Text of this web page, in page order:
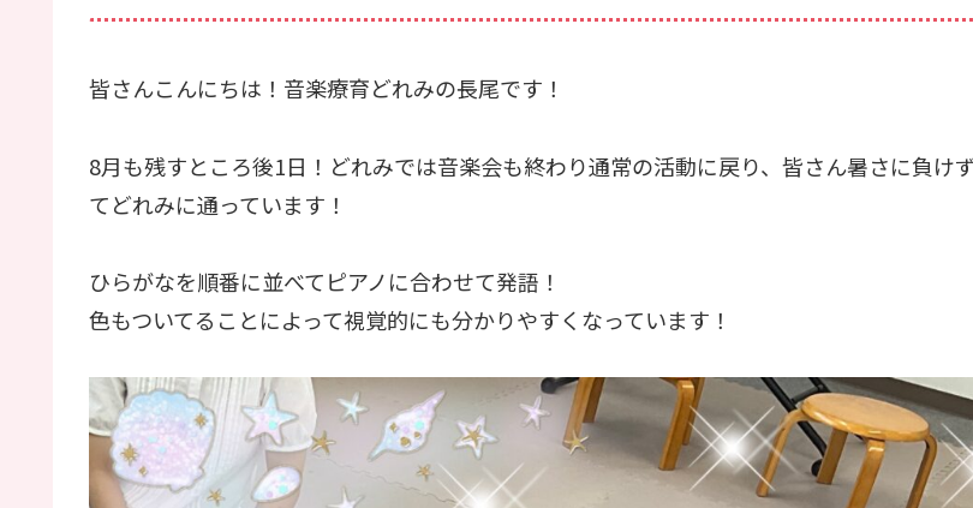
皆さんこんにちは！音楽療育どれみの長尾です！
8月も残すところ後1日！どれみでは音楽会も終わり通常の活動に戻り、皆さん暑さに負け
てどれみに通っています！
ひらがなを順番に並べてピアノに合わせて発語！
色もついてることによって視覚的にも分かりやすくなっています！